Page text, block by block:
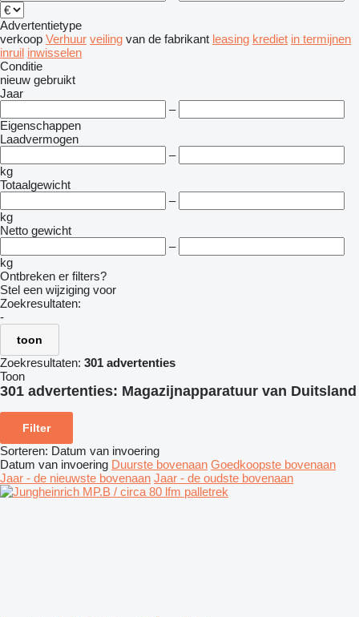
Advertentietype
verkoop Verhuur veiling van de fabrikant leasing krediet in termijnen
inruil inwisselen
Conditie
nieuw gebruikt
Jaar
–
Eigenschappen
Laadvermogen
–
kg
Totaalgewicht
–
kg
Netto gewicht
–
kg
Ontbreken er filters?
Stel een wijziging voor
Zoekresultaten:
-
toon
Zoekresultaten: 301 advertenties
Toon
301 advertenties: Magazijnapparatuur van Duitsland
Filter
Sorteren: Datum van invoering
Datum van invoering Duurste bovenaan Goedkoopste bovenaan
Jaar - de nieuwste bovenaan Jaar - de oudste bovenaan